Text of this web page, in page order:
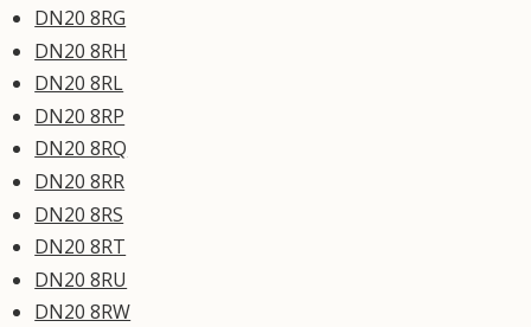
DN20 8RG
DN20 8RH
DN20 8RL
DN20 8RP
DN20 8RQ
DN20 8RR
DN20 8RS
DN20 8RT
DN20 8RU
DN20 8RW